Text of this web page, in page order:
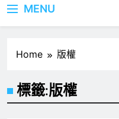
MENU
Home 版權
標籤:版權